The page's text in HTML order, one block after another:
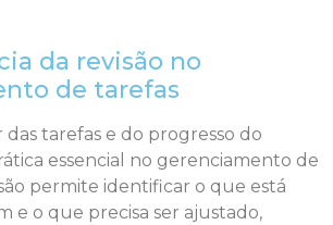
da revisão no
de tarefas
tarefas e do progresso do
essencial no gerenciamento de
permite identificar o que está
e o que precisa ser ajustado,